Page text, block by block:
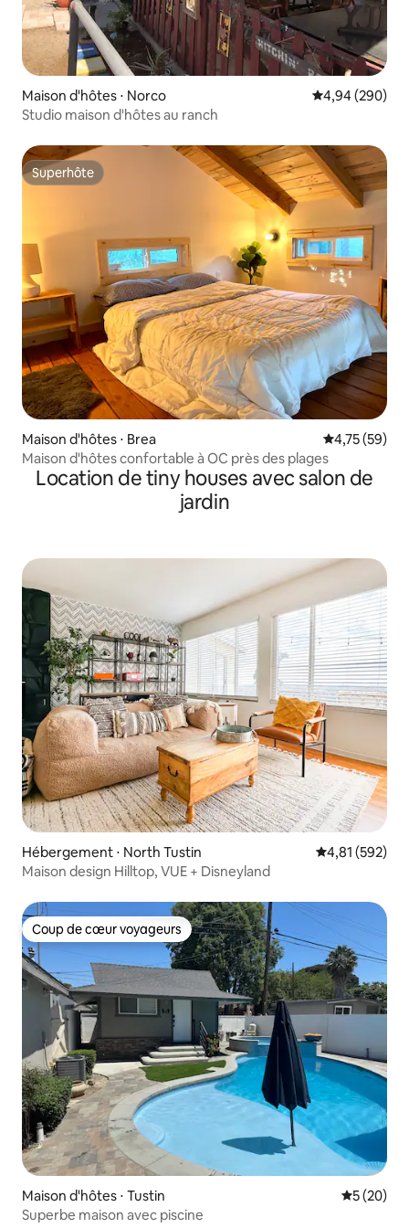
Maison d'hôtes ⋅ Norco Évaluation
4,94 (290)
Studio maison d'hôtes au ranch
Superhôte
Superhôte
Maison d'hôtes ⋅ Brea Évaluation
4,75 (59)
Maison d'hôtes confortable à OC près des plages
Location de tiny houses avec salon de
jardin
Hébergement ⋅ North Tustin Évaluation
4,81 (592)
Maison design Hilltop, VUE + Disneyland
Coup de cœur voyageurs
Coup de cœur voyageurs
Maison d'hôtes ⋅ Tustin
5 (20)
Superbe maison avec piscine